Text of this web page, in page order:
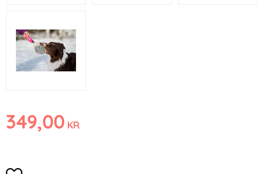
349,00 KR